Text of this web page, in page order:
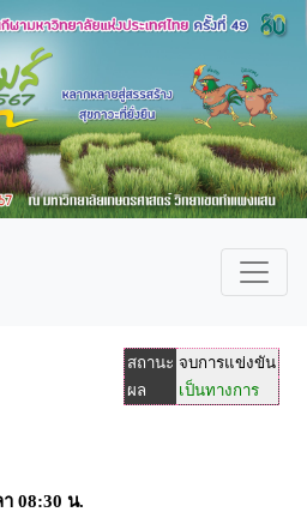
สถานะ จบการแข่งขัน
ผล
เป็นทางการ
า 08:30 น.